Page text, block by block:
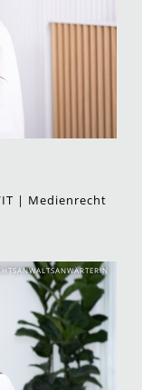
| Medienrecht